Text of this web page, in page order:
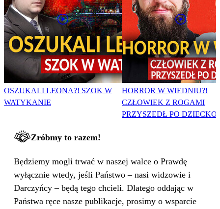
OSZUKALI LEONA?! SZOK W
WATYKANIE
HORROR W WIEDNIU?!
CZŁOWIEK Z ROGAMI
PRZYSZEDŁ PO DZIECKO
Zróbmy to razem!
Będziemy mogli trwać w naszej walce o Prawdę
wyłącznie wtedy, jeśli Państwo – nasi widzowie i
Darczyńcy – będą tego chcieli. Dlatego oddając w
Państwa ręce nasze publikacje, prosimy o wsparcie